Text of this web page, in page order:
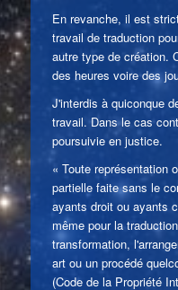
En revanche, il est
travail de traduction
autre type de création.
des heures voire des
J'interdis à quiconque
travail. Dans le cas
poursuivie en justice.
« Toute représentation
partielle faite sans le
ayants droit ou ayants
même pour la
transformation,
art ou un procédé
(Code de la Propriété